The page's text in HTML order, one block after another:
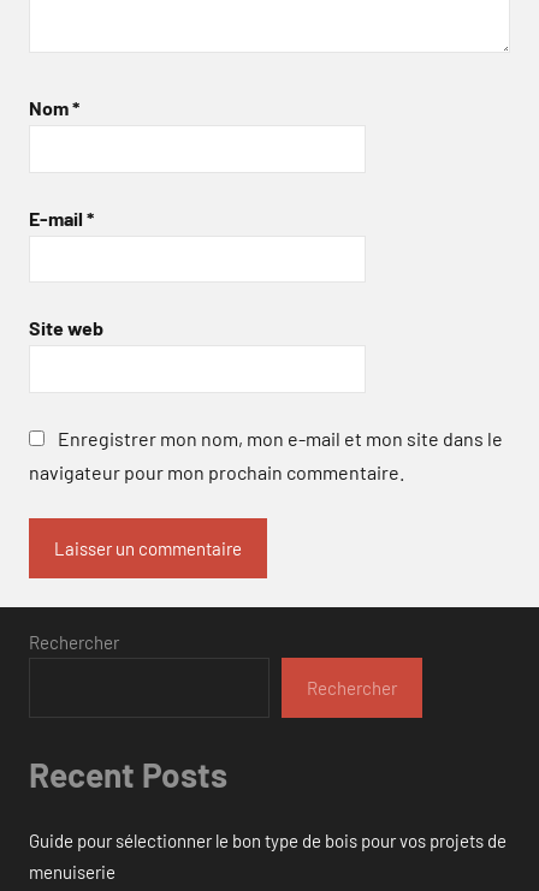
Nom*
E-mail *
Site web
Enregistrer mon nom, mon e-mail et mon site dans le
navigateur pour mon prochain commentaire.
Rechercher
Rechercher
Recent Posts
Guide pour sélectionner le bon type de bois pour vos projets de
menuiserie